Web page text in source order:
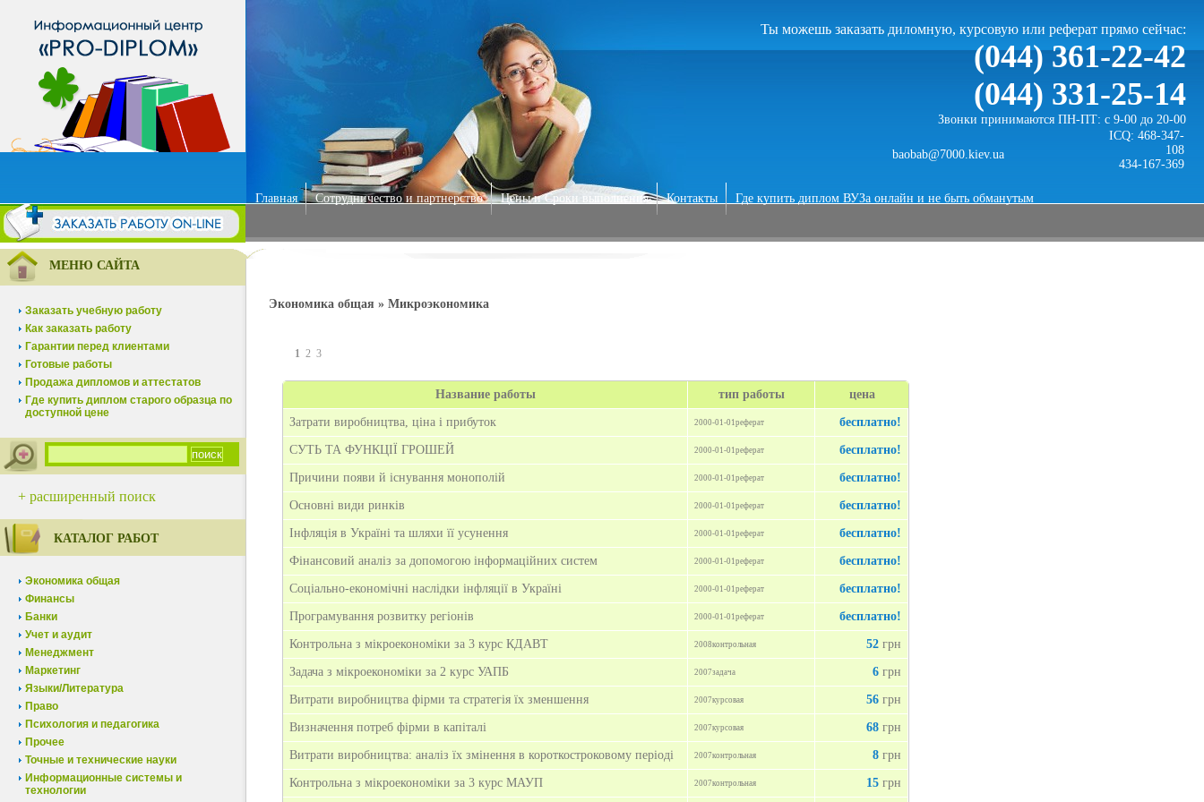
Ты можешь заказать диломную, курсовую или реферат прямо сейчас:
(044) 361-22-42
(044) 331-25-14
Звонки принимаются ПН-ПТ: с 9-00 до 20-00
baobab@7000.kiev.ua
ICQ: 468-347-
108
434-167-369
Главная Сотрудничество и партнерство Цены и Сроки выполнения Контакты Где купить диплом ВУЗа онлайн и не быть обманутым
МЕНЮ САЙТА
Заказать учебную работу
Как заказать работу
Гарантии перед клиентами
Готовые работы
Продажа дипломов и аттестатов
Где купить диплом старого образца по
доступной цене
+ расширенный поиск
КАТАЛОГ РАБОТ
Экономика общая
Финансы
Банки
Учет и аудит
Менеджмент
Маркетинг
Языки/Литература
Право
Психология и педагогика
Прочее
Точные и технические науки
Информационные системы и
технологии
Экономика общая » Микроэкономика
1 2 3
Название работы тип работы цена
Затрати виробництва, ціна і прибуток 2000-01-01реферат бесплатно!
СУТЬ ТА ФУНКЦІЇ ГРОШЕЙ 2000-01-01реферат бесплатно!
Причини появи й існування монополій 2000-01-01реферат бесплатно!
Основні види ринків 2000-01-01реферат бесплатно!
Інфляція в Україні та шляхи її усунення 2000-01-01реферат бесплатно!
Фінансовий аналіз за допомогою інформаційних систем 2000-01-01реферат бесплатно!
Соціально-економічні наслідки інфляції в Україні 2000-01-01реферат бесплатно!
Програмування розвитку регіонів 2000-01-01реферат бесплатно!
Контрольна з мікроекономіки за 3 курс КДАВТ 2008контрольная 52 грн
Задача з мікроекономіки за 2 курс УАПБ 2007задача 6 грн
Витрати виробництва фірми та стратегія їх зменшення 2007курсовая 56 грн
Визначення потреб фірми в капіталі 2007курсовая 68 грн
Витрати виробництва: аналіз їх змінення в короткостроковому періоді 2007контрольная 8 грн
Контрольна з мікроекономіки за 3 курс МАУП 2007контрольная 15 грн